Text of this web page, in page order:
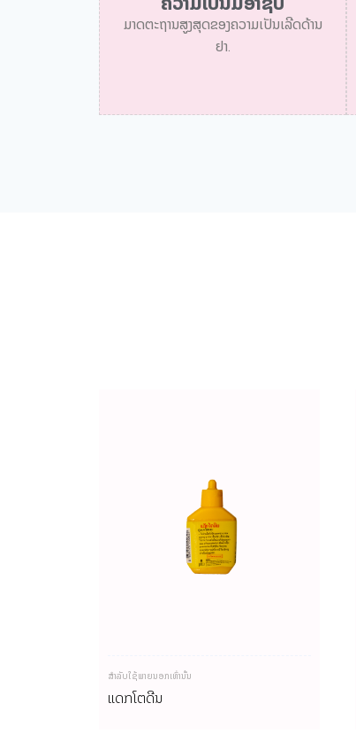
ມາດຕະຖານສູງສຸດຂອງຄວາມເປັນເລີດດ້ານ
ຢາ.
ສຳລັບໃຊ້ພາຍນອກເທົ່ານັ້ນ
ແດັກໂຕດີນ